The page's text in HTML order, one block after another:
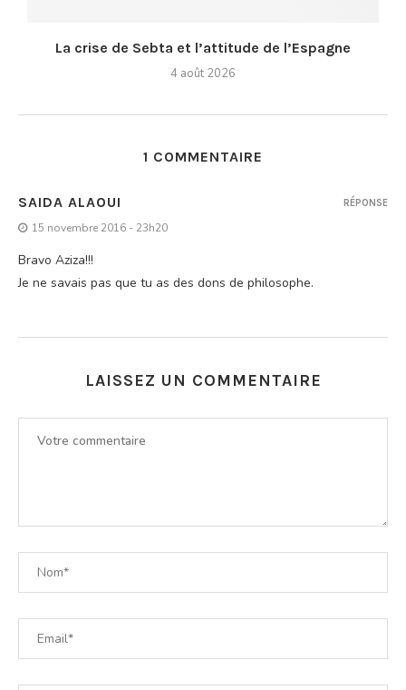
La crise de Sebta et l’attitude de l’Espagne
4 août 2026
1 COMMENTAIRE
SAIDA ALAOUI
15 novembre 2016 - 23h20
Bravo Aziza!!!
Je ne savais pas que tu as des dons de philosophe.
RÉPONSE
LAISSEZ UN COMMENTAIRE